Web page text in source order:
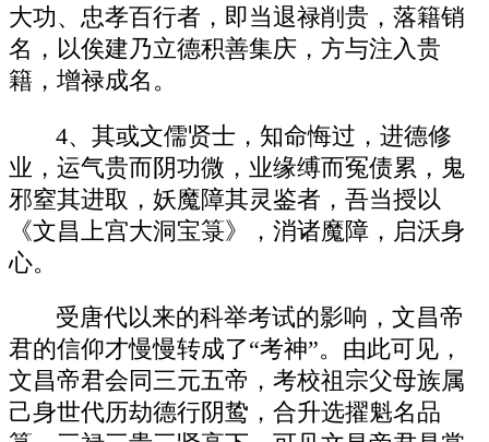
大功、忠孝百行者，即当退禄削贵，落籍销
名，以俟建乃立德积善集庆，方与注入贵
籍，增禄成名。
4、其或文儒贤士，知命悔过，进德修
业，运气贵而阴功微，业缘缚而冤债累，鬼
邪窒其进取，妖魔障其灵鉴者，吾当授以
《文昌上宫大洞宝箓》，消诸魔障，启沃身
心。
受唐代以来的科举考试的影响，文昌帝
君的信仰才慢慢转成了“考神”。由此可见，
文昌帝君会同三元五帝，考校祖宗父母族属
己身世代历劫德行阴鸷，合升选擢魁名品